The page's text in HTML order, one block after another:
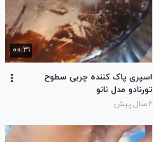
۰۰:۳۱
اسپری پاک کننده چربی سطوح
تورنادو مدل نانو
۲ سال پیش